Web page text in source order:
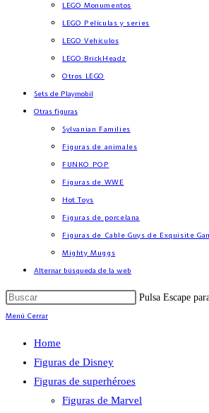
LEGO Monumentos
LEGO Películas y series
LEGO Vehículos
LEGO BrickHeadz
Otros LEGO
Sets de Playmobil
Otras figuras
Sylvanian Families
Figuras de animales
FUNKO POP
Figuras de WWE
Hot Toys
Figuras de porcelana
Figuras de Cable Guys de Exquisite
Mighty Muggs
Alternar búsqueda de la web
Pulsa Escape
Menú Cerrar
Home
Figuras de Disney
Figuras de superhéroes
Figuras de Marvel